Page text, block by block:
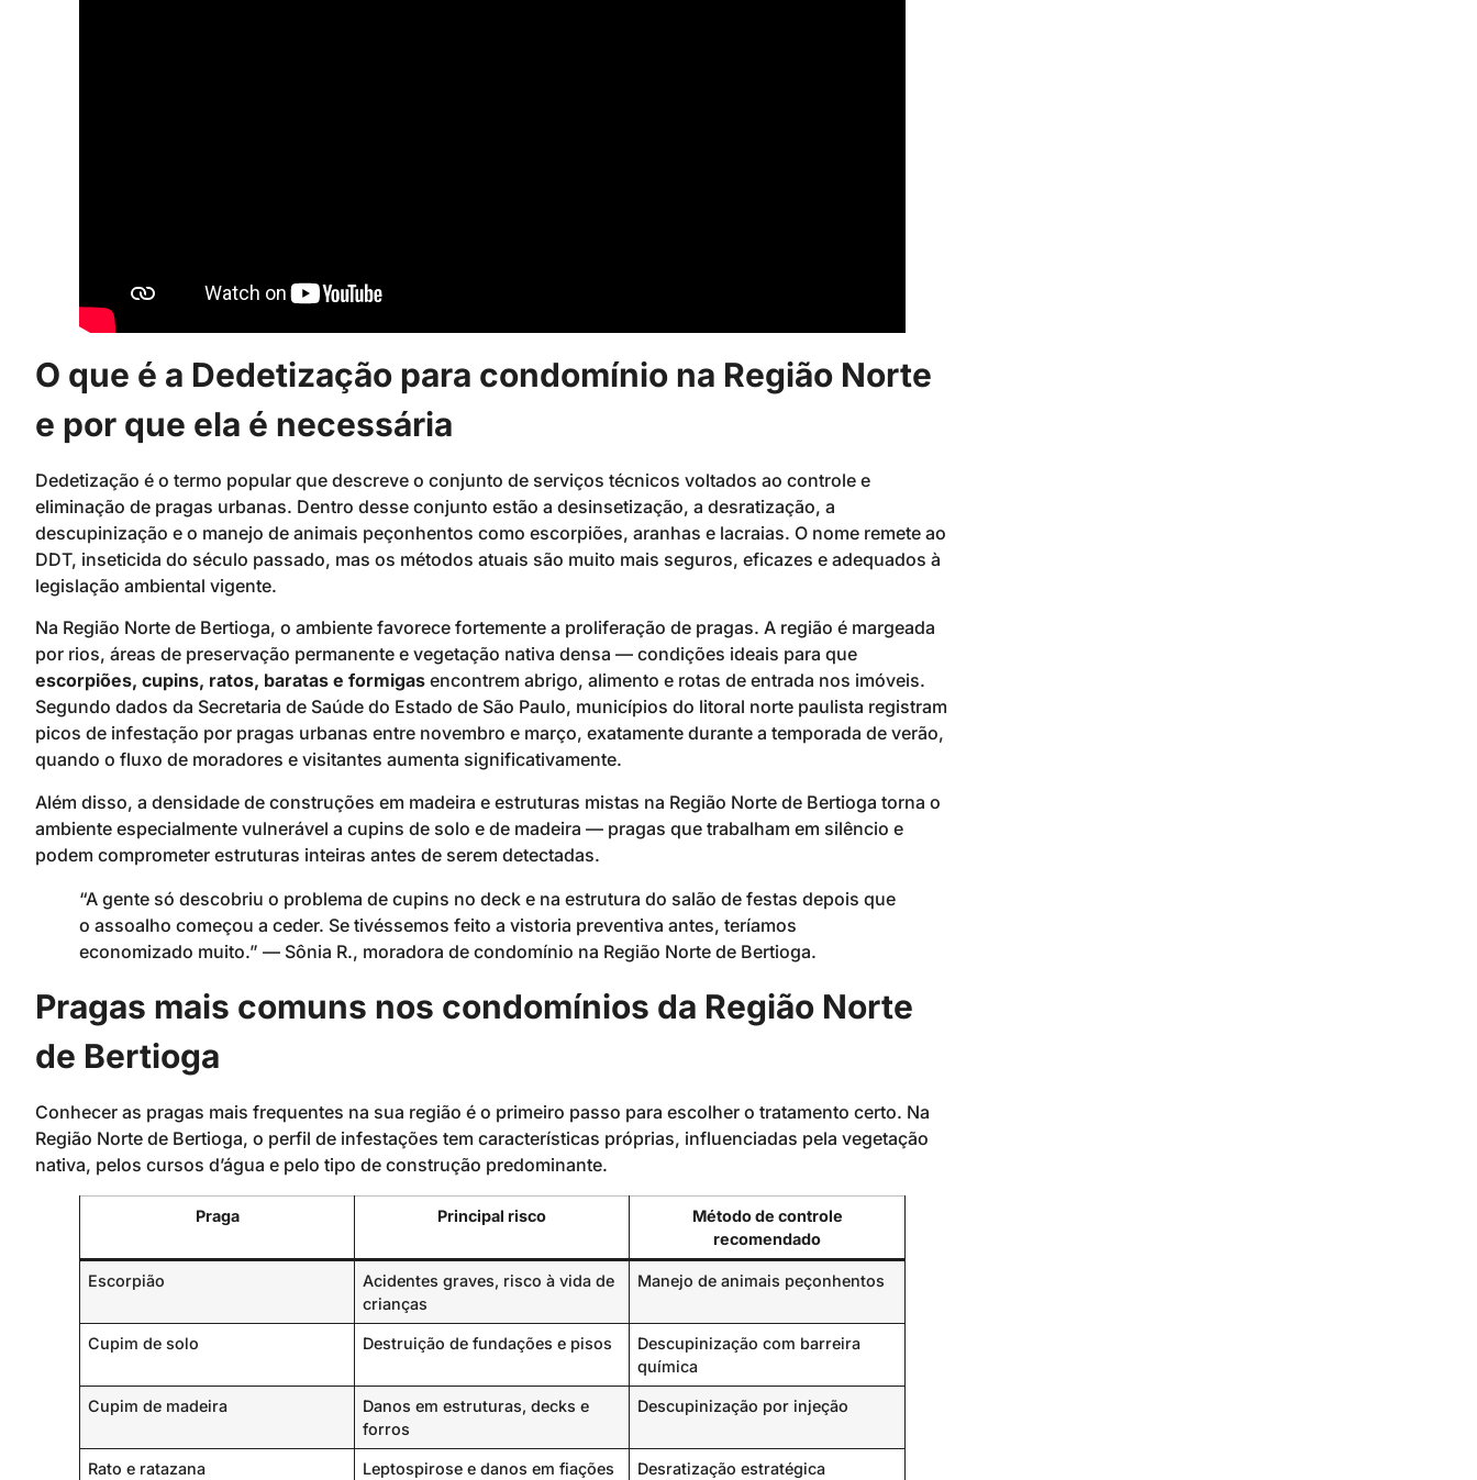
O que é a Dedetização para condomínio na Região Norte
e por que ela é necessária
Dedetização é o termo popular que descreve o conjunto de serviços técnicos voltados ao controle e
eliminação de pragas urbanas. Dentro desse conjunto estão a desinsetização, a desratização, a
descupinização e o manejo de animais peçonhentos como escorpiões, aranhas e lacraias. O nome remete ao
DDT, inseticida do século passado, mas os métodos atuais são muito mais seguros, eficazes e adequados à
legislação ambiental vigente.
Na Região Norte de Bertioga, o ambiente favorece fortemente a proliferação de pragas. A região é margeada
por rios, áreas de preservação permanente e vegetação nativa densa — condições ideais para que
escorpiões, cupins, ratos, baratas e formigas encontrem abrigo, alimento e rotas de entrada nos imóveis.
Segundo dados da Secretaria de Saúde do Estado de São Paulo, municípios do litoral norte paulista registram
picos de infestação por pragas urbanas entre novembro e março, exatamente durante a temporada de verão,
quando o fluxo de moradores e visitantes aumenta significativamente.
Além disso, a densidade de construções em madeira e estruturas mistas na Região Norte de Bertioga torna o
ambiente especialmente vulnerável a cupins de solo e de madeira — pragas que trabalham em silêncio e
podem comprometer estruturas inteiras antes de serem detectadas.
“A gente só descobriu o problema de cupins no deck e na estrutura do salão de festas depois que
o assoalho começou a ceder. Se tivéssemos feito a vistoria preventiva antes, teríamos
economizado muito.” — Sônia R., moradora de condomínio na Região Norte de Bertioga.
Pragas mais comuns nos condomínios da Região Norte
de Bertioga
Conhecer as pragas mais frequentes na sua região é o primeiro passo para escolher o tratamento certo. Na
Região Norte de Bertioga, o perfil de infestações tem características próprias, influenciadas pela vegetação
nativa, pelos cursos d’água e pelo tipo de construção predominante.
Praga Principal risco
Método de controle
recomendado
Escorpião
Acidentes graves, risco à vida de
crianças
Manejo de animais peçonhentos
Cupim de solo Destruição de fundações e pisos
Descupinização com barreira
química
Cupim de madeira
Danos em estruturas, decks e
forros
Descupinização por injeção
Rato e ratazana Leptospirose e danos em fiações Desratização estratégica